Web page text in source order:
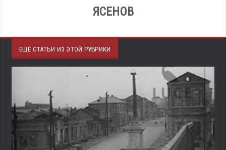
ЯСЕНОВ
ЕЩЁ СТАТЬИ ИЗ ЭТОЙ РУБРИКИ